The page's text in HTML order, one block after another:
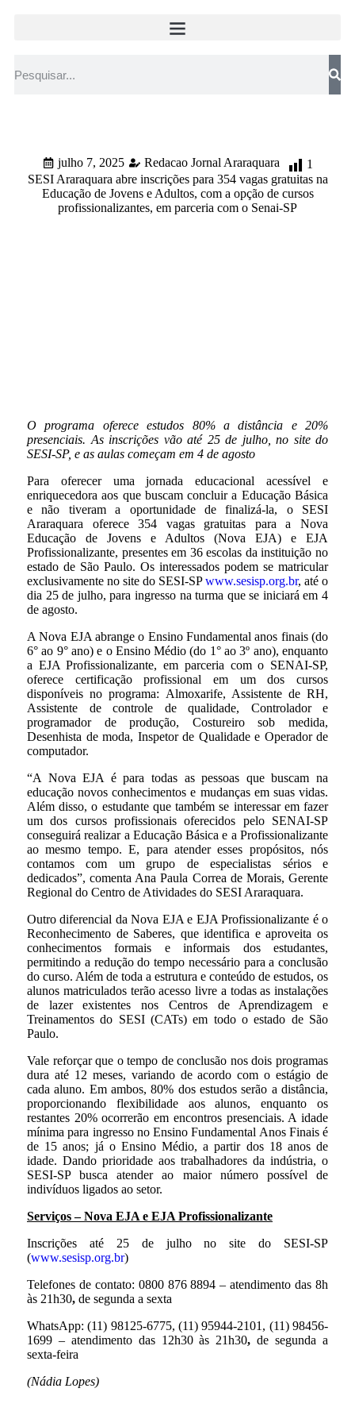
julho 7, 2025 Redacao Jornal Araraquara
1
SESI Araraquara abre inscrições para 354 vagas gratuitas na
Educação de Jovens e Adultos, com a opção de cursos
profissionalizantes, em parceria com o Senai-SP
O programa oferece estudos 80% a distância e 20%
presenciais. As inscrições vão até 25 de julho, no site do
SESI-SP, e as aulas começam em 4 de agosto
Para oferecer uma jornada educacional acessível e
enriquecedora aos que buscam concluir a Educação Básica
e não tiveram a oportunidade de finalizá-la, o SESI
Araraquara oferece 354 vagas gratuitas para a Nova
Educação de Jovens e Adultos (Nova EJA) e EJA
Profissionalizante, presentes em 36 escolas da instituição no
estado de São Paulo. Os interessados podem se matricular
exclusivamente no site do SESI-SPwww.sesisp.org.br, até o
dia 25 de julho, para ingresso na turma que se iniciará em 4
de agosto.
A Nova EJA abrange o Ensino Fundamental anos finais (do
6° ao 9° ano) e o Ensino Médio (do 1° ao 3º ano), enquanto
a EJA Profissionalizante, em parceria com o SENAI-SP,
oferece certificação profissional em um dos cursos
disponíveis no programa: Almoxarife, Assistente de RH,
Assistente de controle de qualidade, Controlador e
programador de produção, Costureiro sob medida,
Desenhista de moda, Inspetor de Qualidade e Operador de
computador.
“A Nova EJA é para todas as pessoas que buscam na
educação novos conhecimentos e mudanças em suas vidas.
Além disso, o estudante que também se interessar em fazer
um dos cursos profissionais oferecidos pelo SENAI-SP
conseguirá realizar a Educação Básica e a Profissionalizante
ao mesmo tempo. E, para atender esses propósitos, nós
contamos com um grupo de especialistas sérios e
dedicados”, comenta Ana Paula Correa de Morais, Gerente
Regional do Centro de Atividades do SESI Araraquara.
Outro diferencial da Nova EJA e EJA Profissionalizante é o
Reconhecimento de Saberes, que identifica e aproveita os
conhecimentos formais e informais dos estudantes,
permitindo a redução do tempo necessário para a conclusão
do curso. Além de toda a estrutura e conteúdo de estudos, os
alunos matriculados terão acesso livre a todas as instalações
de lazer existentes nos Centros de Aprendizagem e
Treinamentos do SESI (CATs) em todo o estado de São
Paulo.
Vale reforçar que o tempo de conclusão nos dois programas
dura até 12 meses, variando de acordo com o estágio de
cada aluno. Em ambos, 80% dos estudos serão a distância,
proporcionando flexibilidade aos alunos, enquanto os
restantes 20% ocorrerão em encontros presenciais. A idade
mínima para ingresso no Ensino Fundamental Anos Finais é
de 15 anos; já o Ensino Médio, a partir dos 18 anos de
idade. Dando prioridade aos trabalhadores da indústria, o
SESI-SP busca atender ao maior número possível de
indivíduos ligados ao setor.
Serviços – Nova EJA e EJA Profissionalizante
Inscrições até 25 de julho no site do SESI-SP
(www.sesisp.org.br)
Telefones de contato: 0800 876 8894 – atendimento das 8h
às 21h30, de segunda a sexta
WhatsApp: (11) 98125-6775, (11) 95944-2101, (11) 98456-
1699 – atendimento das 12h30 às 21h30,de segunda a
sexta-feira
(Nádia Lopes)